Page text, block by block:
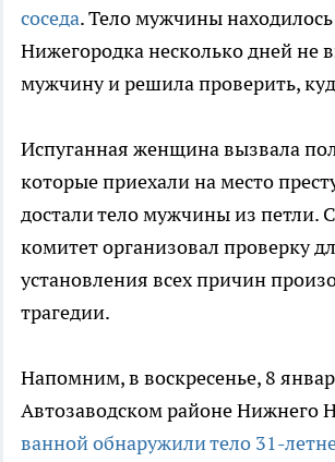
соседа. Тело мужчины
Нижегородка несколько дней не
мужчину и решила проверить,
Испуганная женщина вызвала
которые приехали на место
достали тело мужчины из петли.
комитет организовал проверку
установления всех причин
трагедии.
Напомним, в воскресенье, 8
Автозаводском районе Нижнего
ванной обнаружили тело 31-